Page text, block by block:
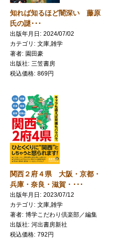
知れば知るほど闇深い 藤原
氏の謎･･･
出版年月日
2024/07/02
カテゴリ
文庫,雑学
著者 園田豪
出版社
三笠書房
税込価格 869円
関西２府４県 大阪・京都・
兵庫・奈良・滋賀・･･･
出版年月日
2023/07/12
カテゴリ
文庫,雑学
著者 博学こだわり倶楽部／編集
出版社
河出書房新社
税込価格 792円